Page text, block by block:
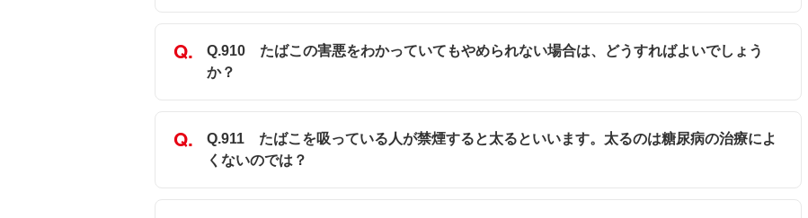
Q.910 たばこの害悪をわかっていてもやめられない場合は、どうすればよいでしょう
か？
Q.911 たばこを吸っている人が禁煙すると太るといいます。太るのは糖尿病の治療によ
くないのでは？